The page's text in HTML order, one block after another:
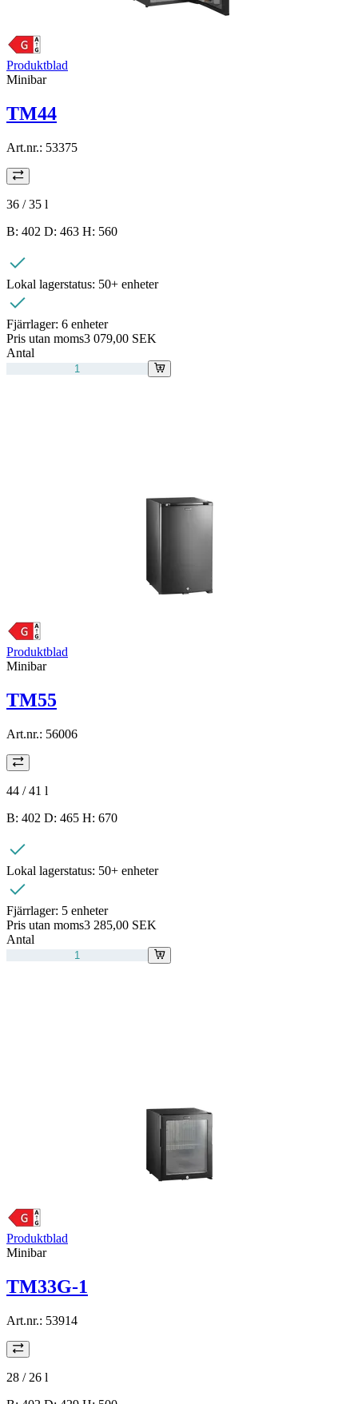
Produktblad
Minibar
TM44
Art.nr.: 53375
36 / 35 l
B: 402 D: 463 H: 560
Lokal lagerstatus: 50+ enheter
Fjärrlager: 6 enheter
Pris utan moms3 079,00 SEK
Antal
Produktblad
Minibar
TM55
Art.nr.: 56006
44 / 41 l
B: 402 D: 465 H: 670
Lokal lagerstatus: 50+ enheter
Fjärrlager: 5 enheter
Pris utan moms3 285,00 SEK
Antal
Produktblad
Minibar
TM33G-1
Art.nr.: 53914
28 / 26 l